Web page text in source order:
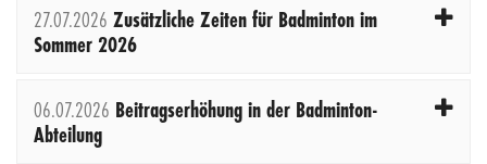
27.07.2026 Zusätzliche Zeiten für Badminton im
Sommer 2026
06.07.2026 Beitragserhöhung in der Badminton-
Abteilung